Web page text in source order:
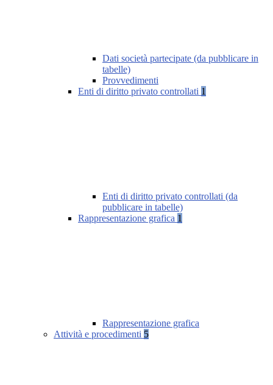
Dati società partecipate (da pubblicare in
tabelle)
Provvedimenti
Enti di diritto privato controllati 1
Enti di diritto privato controllati (da
pubblicare in tabelle)
Rappresentazione grafica 1
Rappresentazione grafica
Attività e procedimenti 5